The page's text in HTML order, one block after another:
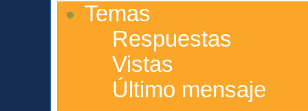
Temas
Respuestas
Vistas
Último mensaje